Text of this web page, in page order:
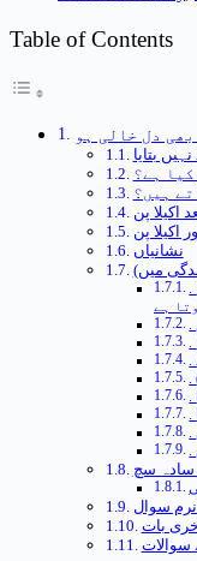
Table of Contents
دل خالی ہو
بتایا
کیا ہے؟
ہیں؟
اکیلا پن
اکیلا پن
نشانیاں
میں)
. بہت سے لوگوں سے زیادہ ایک محفوظ انسان اہم
ہے
سادہ سچ
سوال
بات
سوالات